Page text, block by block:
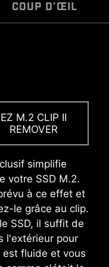
COUP D'ŒIL
EZ M.2 CLIP II
REMOVER
simplifie
votre SSD M.2.
à ce effet et
le grâce au clip.
SSD, il suffit de
l'extérieur pour
est fluide et vous
et sans
de carte mère
manuellement.
sûr que le
et sécurisé,
et protection
de votre PC.
fixant à la carte
extrêmement
du
Tous les
niveau, pourront
de leur
dans des